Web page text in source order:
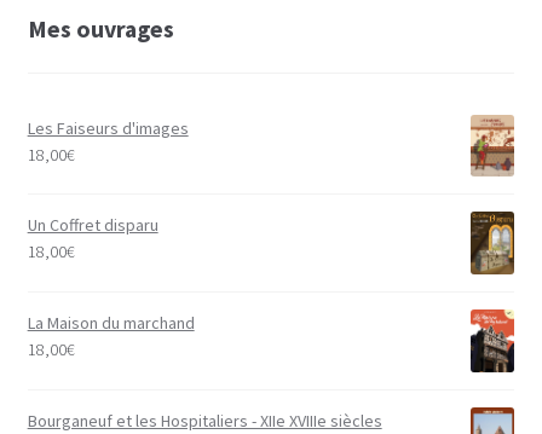
Mes ouvrages
Les Faiseurs d'images
18,00€
Un Coffret disparu
18,00€
La Maison du marchand
18,00€
Bourganeuf et les Hospitaliers - XIIe XVIIIe siècles